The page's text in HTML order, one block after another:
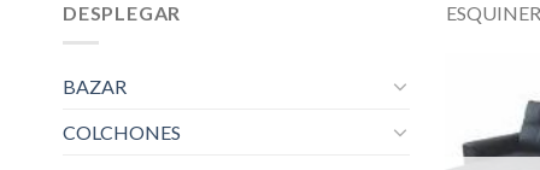
DESPLEGAR
BAZAR
COLCHONES